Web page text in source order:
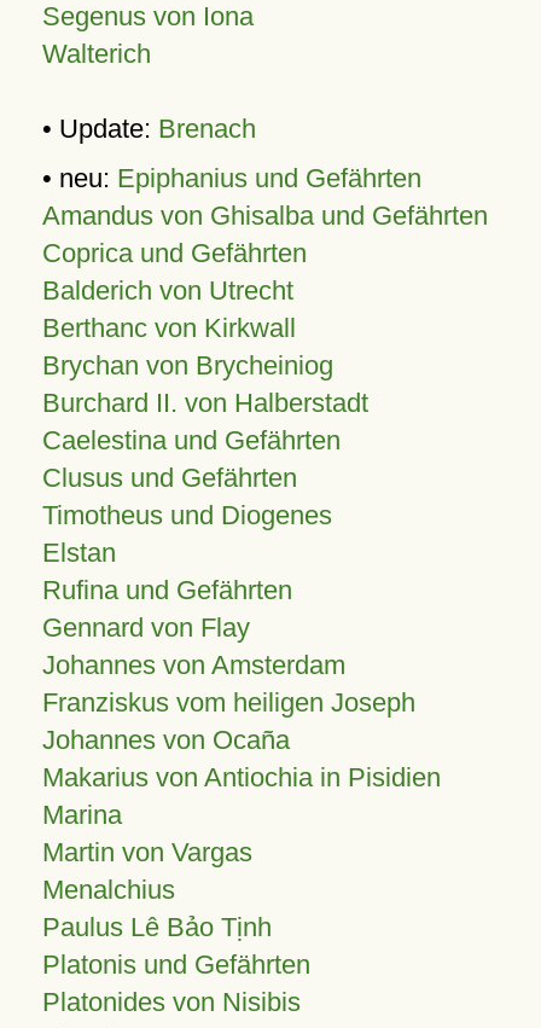
Segenus von Iona
Walterich
• Update: Brenach
• neu: Epiphanius und Gefährten
Amandus von Ghisalba und Gefährten
Coprica und Gefährten
Balderich von Utrecht
Berthanc von Kirkwall
Brychan von Brycheiniog
Burchard II. von Halberstadt
Caelestina und Gefährten
Clusus und Gefährten
Timotheus und Diogenes
Elstan
Rufina und Gefährten
Gennard von Flay
Johannes von Amsterdam
Franziskus vom heiligen Joseph
Johannes von Ocaña
Makarius von Antiochia in Pisidien
Marina
Martin von Vargas
Menalchius
Paulus Lê Bảo Tịnh
Platonis und Gefährten
Platonides von Nisibis